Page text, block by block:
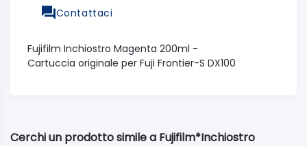
Contattaci
Fujifilm Inchiostro Magenta 200ml -
Cartuccia originale per Fuji Frontier-S DX100
Cerchi un prodotto simile a Fujifilm*Inchiostro